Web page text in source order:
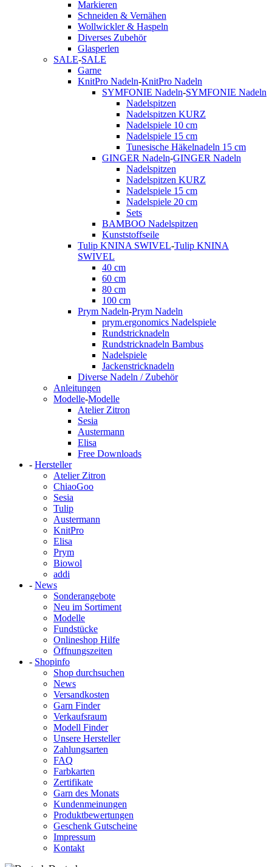
Markieren
Schneiden & Vernähen
Wollwickler & Haspeln
Diverses Zubehör
Glasperlen
SALE-SALE
Garne
KnitPro Nadeln-KnitPro Nadeln
SYMFONIE Nadeln-SYMFONIE Nadeln
Nadelspitzen
Nadelspitzen KURZ
Nadelspiele 10 cm
Nadelspiele 15 cm
Tunesische Häkelnadeln 15 cm
GINGER Nadeln-GINGER Nadeln
Nadelspitzen
Nadelspitzen KURZ
Nadelspiele 15 cm
Nadelspiele 20 cm
Sets
BAMBOO Nadelspitzen
Kunststoffseile
Tulip KNINA SWIVEL-Tulip KNINA
SWIVEL
40 cm
60 cm
80 cm
100 cm
Prym Nadeln-Prym Nadeln
prym.ergonomics Nadelspiele
Rundstricknadeln
Rundstricknadeln Bambus
Nadelspiele
Jackenstricknadeln
Diverse Nadeln / Zubehör
Anleitungen
Modelle-Modelle
Atelier Zitron
Sesia
Austermann
Elisa
Free Downloads
- Hersteller
Atelier Zitron
ChiaoGoo
Sesia
Tulip
Austermann
KnitPro
Elisa
Prym
Biowol
addi
- News
Sonderangebote
Neu im Sortiment
Modelle
Fundstücke
Onlineshop Hilfe
Öffnungszeiten
- Shopinfo
Shop durchsuchen
News
Versandkosten
Garn Finder
Verkaufsraum
Modell Finder
Unsere Hersteller
Zahlungsarten
FAQ
Farbkarten
Zertifikate
Garn des Monats
Kundenmeinungen
Produktbewertungen
Geschenk Gutscheine
Impressum
Kontakt